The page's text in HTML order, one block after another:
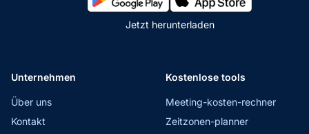
Jetzt herunterladen
Unternehmen
Über uns
Kontakt
Kostenlose tools
Meeting-kosten-rechner
Zeitzonen-planner